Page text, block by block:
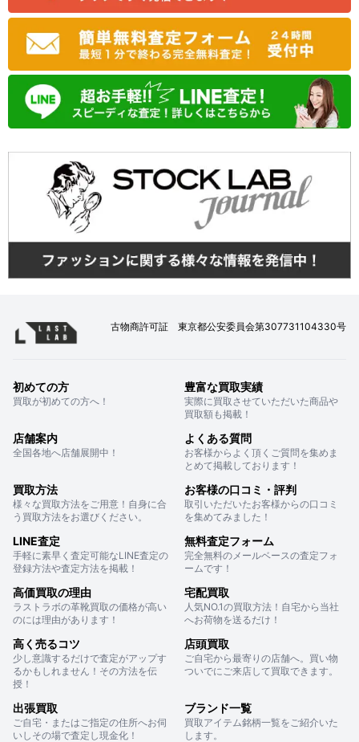
古物商許可証 東京都公安委員会第307731104330号
初めての方
買取が初めての方へ！
豊富な買取実績
実際に買取させていただいた商品や
買取額も掲載！
店舗案内
全国各地へ店舗展開中！
よくある質問
お客様からよく頂くご質問を集めま
とめて掲載しております！
買取方法
様々な買取方法をご用意！自身に合
う買取方法をお選びください。
お客様の口コミ・評判
取引いただいたお客様からの口コミ
を集めてみました！
LINE査定
手軽に素早く査定可能なLINE査定の
登録方法や査定方法を掲載！
無料査定フォーム
完全無料のメールベースの査定フォ
ームです！
高価買取の理由
ラストラボの革靴買取の価格が高い
のには理由があります！
宅配買取
人気NO.1の買取方法！自宅から当社
へお荷物を送るだけ！
高く売るコツ
少し意識するだけで査定がアップす
るかもしれません！その方法を伝
授！
店頭買取
ご自宅から最寄りの店舗へ。買い物
ついでにご来店して買取できます。
出張買取
ご自宅・またはご指定の住所へお伺
いしその場で査定し現金化！
ブランド一覧
買取アイテム銘柄一覧をご紹介いた
します。